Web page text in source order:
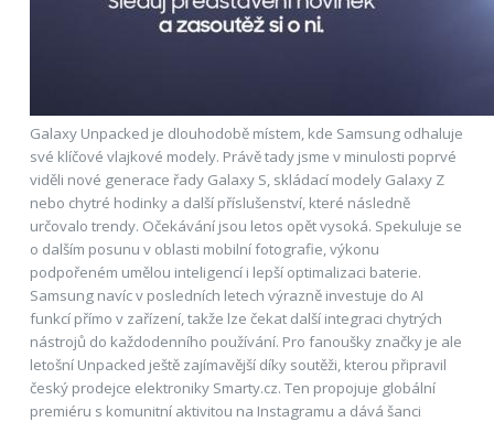
Galaxy Unpacked je dlouhodobě místem, kde Samsung odhaluje
své klíčové vlajkové modely. Právě tady jsme v minulosti poprvé
viděli nové generace řady Galaxy S, skládací modely Galaxy Z
nebo chytré hodinky a další příslušenství, které následně
určovalo trendy. Očekávání jsou letos opět vysoká. Spekuluje se
o dalším posunu v oblasti mobilní fotografie, výkonu
podpořeném umělou inteligencí i lepší optimalizaci baterie.
Samsung navíc v posledních letech výrazně investuje do AI
funkcí přímo v zařízení, takže lze čekat další integraci chytrých
nástrojů do každodenního používání. Pro fanoušky značky je ale
letošní Unpacked ještě zajímavější díky soutěži, kterou připravil
český prodejce elektroniky Smarty.cz. Ten propojuje globální
premiéru s komunitní aktivitou na Instagramu a dává šanci